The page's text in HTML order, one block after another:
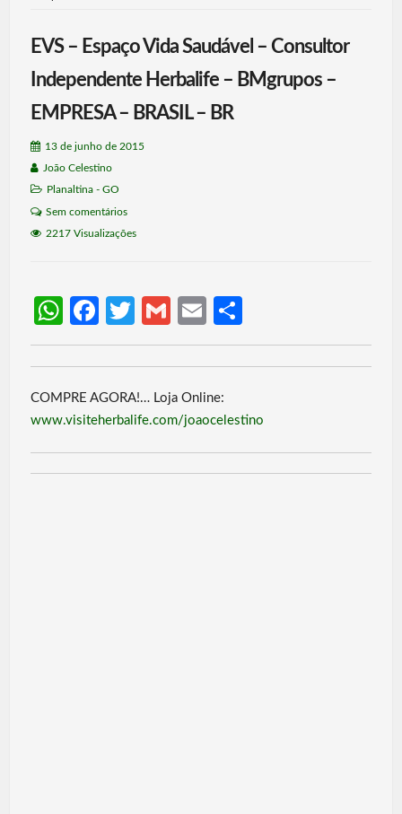
EVS – Espaço Vida Saudável – Consultor
Independente Herbalife – BMgrupos –
EMPRESA – BRASIL – BR
13 de junho de 2015
João Celestino
Planaltina - GO
Sem comentários
2217 Visualizações
W
h
at
s
A
p
p
Fa
ce
b
o
o
k
T
w
itt
er
G
m
ail
E
m
ail
h
ar
COMPRE AGORA!… Loja Online:
www.visiteherbalife.com/joaocelestino